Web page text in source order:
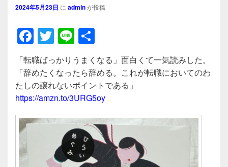
2024年5月23日 に adminが投稿
F
a
c
e
b
o
T
wi
tt
er
Li
n
e
有
「転職ばっかりうまくなる」面白くて一気読みした。
「辞めたくなったら辞める。これが転職においてのわ
たしの譲れないポイントである」
https://amzn.to/3URG5oy